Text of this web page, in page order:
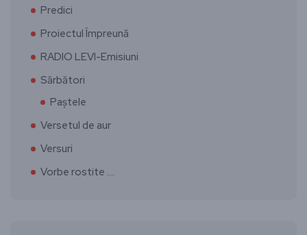
Predici
Proiectul Împreună
RADIO LEVI-Emisiuni
Sărbători
Paștele
Versetul de aur
Versuri
Vorbe rostite ….